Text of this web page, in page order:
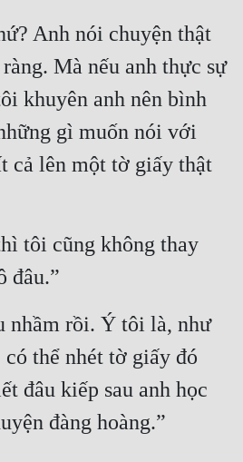
Anh nói chuyện thật
Mà nếu anh thực sự
khuyên anh nên bình
gì muốn nói với
cả lên một tờ giấy thật
tôi cũng không thay
đâu.”
nhầm rồi. Ý tôi là, như
thể nhét tờ giấy đó
đâu kiếp sau anh học
đàng hoàng.”